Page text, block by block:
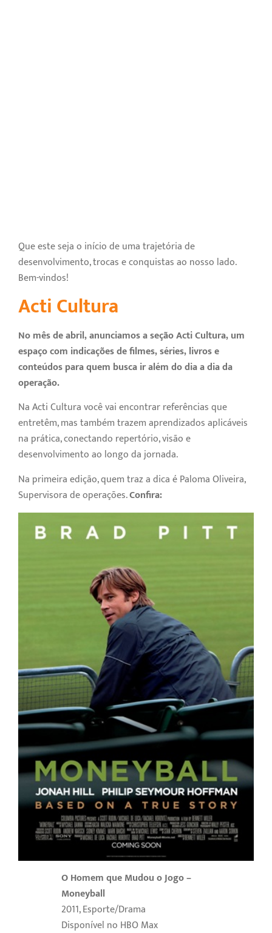
Que este seja o início de uma trajetória de
desenvolvimento, trocas e conquistas ao nosso lado.
Bem-vindos!
Acti Cultura
No mês de abril, anunciamos a seção Acti Cultura, um
espaço com indicações de filmes, séries, livros e
conteúdos para quem busca ir além do dia a dia da
operação.
Na Acti Cultura você vai encontrar referências que
entretêm, mas também trazem aprendizados aplicáveis
na prática, conectando repertório, visão e
desenvolvimento ao longo da jornada.
Na primeira edição, quem traz a dica é Paloma Oliveira,
Supervisora de operações.Confira:
O Homem que Mudou o Jogo –
Moneyball
2011, Esporte/Drama
Disponível no HBO Max